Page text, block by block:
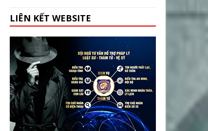
LIÊN KẾT WEBSITE